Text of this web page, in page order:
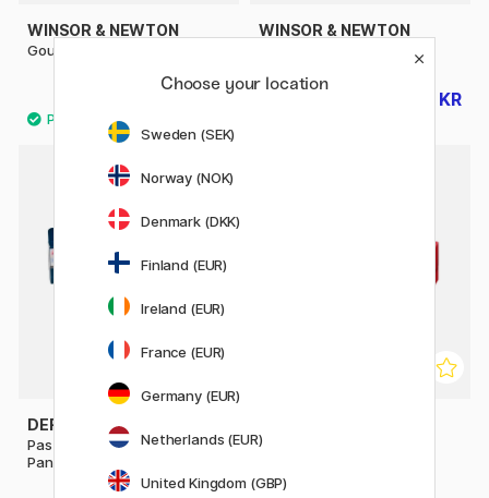
WINSOR & NEWTON
Gouache 14 ml (#3)
80 KR
WINSOR & NEWTON
111 KR
DERWENT
Pastel Shades Akvarel Paint
Pan Set 12 halvkopper
Gouache sæt 6 stk
Choose your location
Sweden (SEK)
Norway (NOK)
Denmark (DKK)
Finland (EUR)
Ireland (EUR)
France (EUR)
Germany (EUR)
Netherlands (EUR)
United Kingdom (GBP)